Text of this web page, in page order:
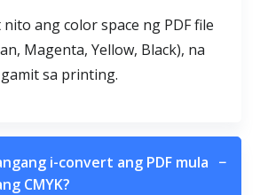
ang color space ng PDF file
Magenta, Yellow, Black), na
sa printing.
i-convert ang PDF mula
CMYK?
−